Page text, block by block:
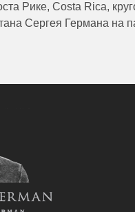
Рике, Costa Rica,
Сергея Германа на